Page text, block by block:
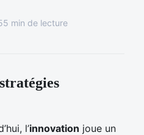
5 min de lecture
l’innovation joue un